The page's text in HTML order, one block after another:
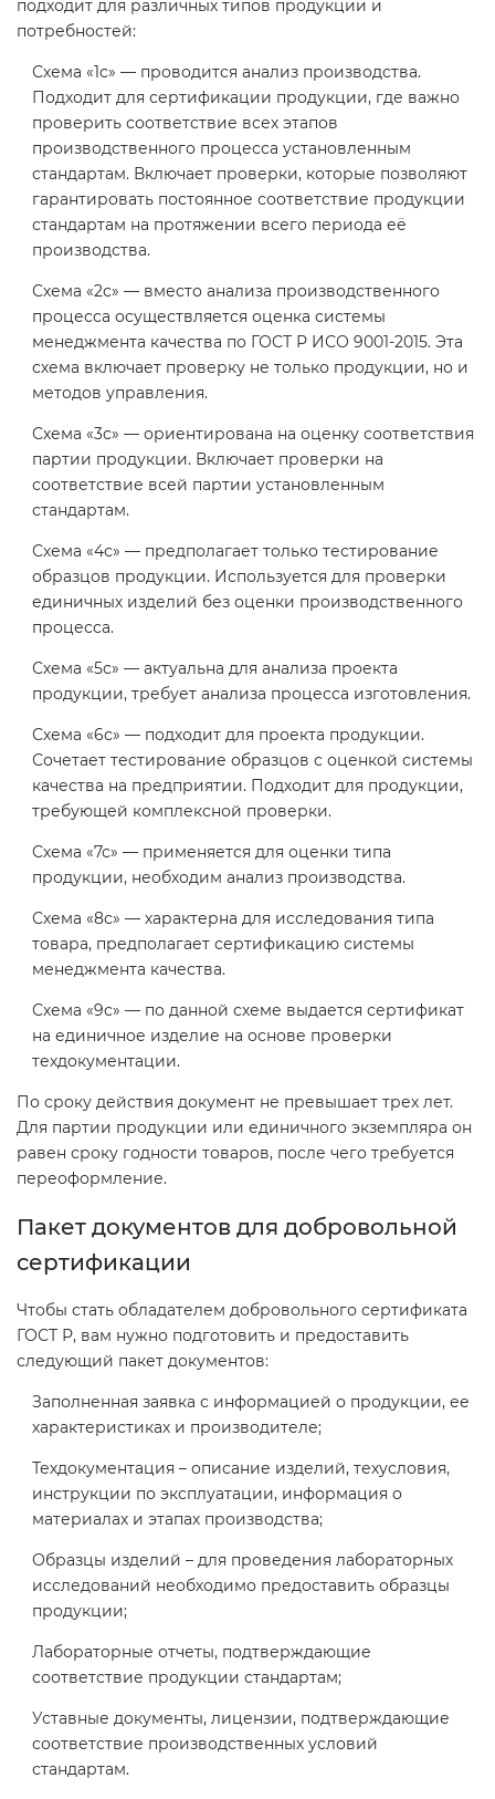
подходит для различных типов продукции и
потребностей:
Схема «1с» — проводится анализ производства.
Подходит для сертификации продукции, где важно
проверить соответствие всех этапов
производственного процесса установленным
стандартам. Включает проверки, которые позволяют
гарантировать постоянное соответствие продукции
стандартам на протяжении всего периода её
производства.
Схема «2с» — вместо анализа производственного
процесса осуществляется оценка системы
менеджмента качества по ГОСТ Р ИСО 9001-2015. Эта
схема включает проверку не только продукции, но и
методов управления.
Схема «3с» — ориентирована на оценку соответствия
партии продукции. Включает проверки на
соответствие всей партии установленным
стандартам.
Схема «4с» — предполагает только тестирование
образцов продукции. Используется для проверки
единичных изделий без оценки производственного
процесса.
Схема «5с» — актуальна для анализа проекта
продукции, требует анализа процесса изготовления.
Схема «6с» — подходит для проекта продукции.
Сочетает тестирование образцов с оценкой системы
качества на предприятии. Подходит для продукции,
требующей комплексной проверки.
Схема «7с» — применяется для оценки типа
продукции, необходим анализ производства.
Схема «8с» — характерна для исследования типа
товара, предполагает сертификацию системы
менеджмента качества.
Схема «9с» — по данной схеме выдается сертификат
на единичное изделие на основе проверки
техдокументации.
По сроку действия документ не превышает трех лет.
Для партии продукции или единичного экземпляра он
равен сроку годности товаров, после чего требуется
переоформление.
Пакет документов для добровольной
сертификации
Чтобы стать обладателем добровольного сертификата
ГОСТ Р, вам нужно подготовить и предоставить
следующий пакет документов:
Заполненная заявка с информацией о продукции, ее
характеристиках и производителе;
Техдокументация – описание изделий, техусловия,
инструкции по эксплуатации, информация о
материалах и этапах производства;
Образцы изделий – для проведения лабораторных
исследований необходимо предоставить образцы
продукции;
Лабораторные отчеты, подтверждающие
соответствие продукции стандартам;
Уставные документы, лицензии, подтверждающие
соответствие производственных условий
стандартам.